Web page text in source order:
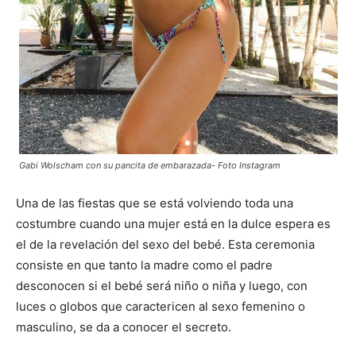
Gabi Wolscham con su pancita de embarazada- Foto Instagram
Una de las fiestas que se está volviendo toda una
costumbre cuando una mujer está en la dulce espera es
el de la revelación del sexo del bebé. Esta ceremonia
consiste en que tanto la madre como el padre
desconocen si el bebé será niño o niña y luego, con
luces o globos que caractericen al sexo femenino o
masculino, se da a conocer el secreto.